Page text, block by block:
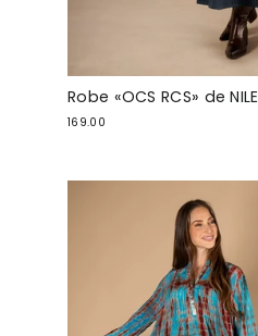
Robe «OCS RCS» de NILE
169.00